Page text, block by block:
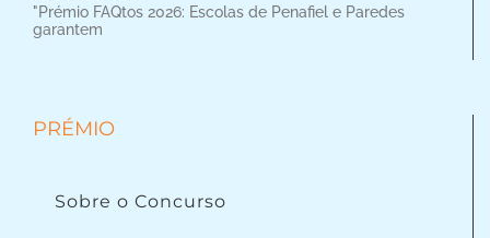
"Prémio FAQtos 2026: Escolas de Penafiel e Paredes
garantem
PRÉMIO
Sobre o Concurso